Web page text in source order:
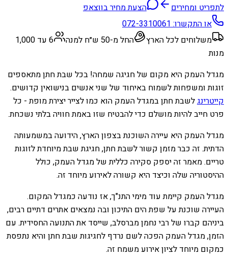
לתפריט ומחירים
הצעת מחיר בווצאפ
או התקשרו:072-3310061
משלוחים לכל הארץ
החל מ-50 ש״ח למנה
6 עד 1,000
מנות
מגדל העמק היא מקום של חגיגה שמחה! בכל שבת חתן מתאספים
זוגות ומשפחות לשמוח באיחוד של שני אנשים בנישואין קדושים.
קייטרינגלשבת חתן במגדל העמק הוא כמו לצייר יצירת מופת - כל
פרט חייב להיות מושלם כדי להבטיח שזו באמת חוויה בלתי נשכחת.
מגדל העמק היא עיירה השוכנת בצפון הארץ, הידועה במשמעותה
הדתית. זה כבר מזמן קשור לשבת חתן, חגיגת שבת מיוחדת לזוגות
טריים. מאמר זה יספק סקירה כללית של מגדל העמק, כולל
ההיסטוריה שלה וכיצד היא קשורה לאירוע מיוחד זה.
מגדל העמק קיימת עוד מימי התנ"ך, אז נודעה כמגדל המקום.
העיירה שוכנת על שפת הים התיכון ובה נמצאים אתרים דתיים רבים,
ביניהם קברו של רבי נחמן מברסלב, שייסד את התנועה החסידית. עם
הזמן, מגדל העמק הפכה לשם נרדף לחגיגות שבת חתן והיא נתפסת
כמקום מיוחד לציון אירוע משמח זה.